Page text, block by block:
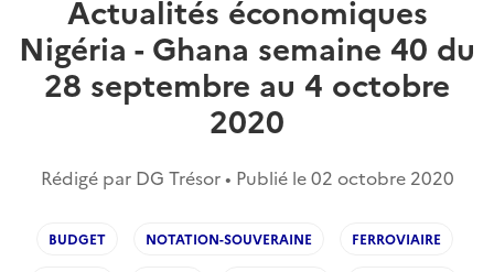
Actualités économiques
Nigéria - Ghana semaine 40 du
28 septembre au 4 octobre
2020
Rédigé par DG Trésor • Publié le02 octobre 2020
BUDGET NOTATION-SOUVERAINE FERROVIAIRE